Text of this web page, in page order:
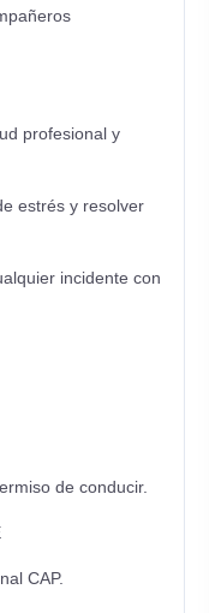
profesional y
estrés y resolver
incidente con
de conducir.
CAP.